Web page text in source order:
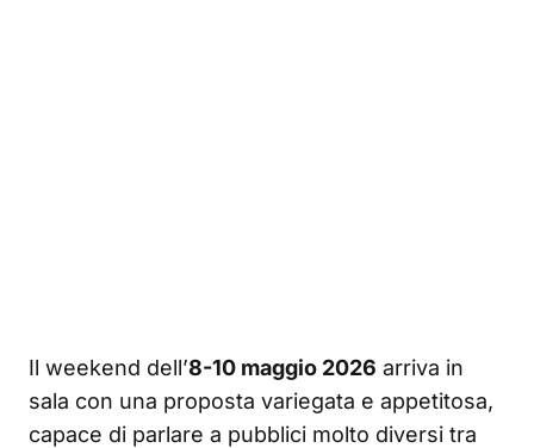
Il weekend dell’8-10 maggio 2026 arriva in
sala con una proposta variegata e appetitosa,
capace di parlare a pubblici molto diversi tra